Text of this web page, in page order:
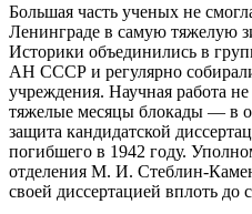
Большая часть ученых не
Ленинграде в самую тяжелую
Историки объединились в
АН СССР и регулярно
учреждения. Научная работа
тяжелые месяцы блокады — в
защита кандидатской
погибшего в 1942 году.
отделения М. И. Стеблин-
своей диссертацией вплоть до